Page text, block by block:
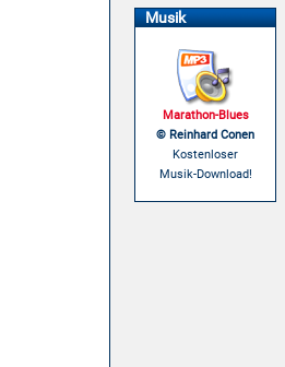
Musik
Marathon-Blues
© Reinhard Conen
Kostenloser
Musik-Download!